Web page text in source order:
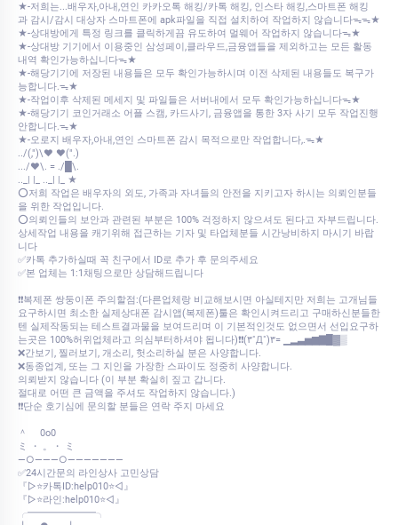
★-저희는...배우자,아내,연인 카카오톡 해킹/카톡 해킹, 인스타 해킹,스마트폰 해킹
과 감시/감시 대상자 스마트폰에 apk파일을 직접 설치하여 작업하지 않습니다ᯓᯓ★
★-상대방에게 특정 링크를 클릭하게끔 유도하여 멀웨어 작업하지 않습니다ᯓ★
★-상대방 기기에서 이용중인 삼성페이,클라우드,금융앱들을 제외하고는 모든 활동
내역 확인가능하십니다ᯓ★
★-해당기기에 저장된 내용들은 모두 확인가능하시며 이전 삭제된 내용들도 복구가
능합니다.ᯓ★
★-작업이후 삭제된 메세지 및 파일들은 서버내에서 모두 확인가능하십니다ᯓ★
★-해당기기 코인거래소 어플 스캠, 카드사기, 금융앱을 통한 3자 사기 모두 작업진행
안합니다.ᯓ★
★-오로지 배우자,아내,연인 스마트폰 감시 목적으로만 작업합니다,.ᯓ★
../(,")\♥ ♥(".)
.../♥\. = ./█\.
.._| |_ .._| |_ ★
⭕저희 작업은 배우자의 외도, 가족과 자녀들의 안전을 지키고자 하시는 의뢰인분들
을 위한 작업입니다.
⭕의뢰인들의 보안과 관련된 부분은 100% 걱정하지 않으셔도 된다고 자부드립니다.
상세작업 내용을 캐기위해 접근하는 기자 및 타업체분들 시간낭비하지 마시기 바랍
니다
✅카톡 추가하실때 꼭 친구에서 ID로 추가 후 문의주세요
✅본 업체는 1:1채팅으로만 상담해드립니다
❗❗복제폰 쌍둥이폰 주의할점:(다른업체랑 비교해보시면 아실테지만 저희는 고개님들
요구하시면 최소한 실제상대폰 감시앱(복제폰)툴은 확인시켜드리고 구매하신분들한
텐 실제작동되는 테스트결과물을 보여드리며 이 기본적인것도 없으면서 선입요구하
는곳은 100%허위업체라고 의심부터하셔야 됩니다)❗❗(۳˚Д˚)۳= ▁▂▃▅▆▇█▓▒
❌간보기, 찔러보기, 개소리, 헛소리하실 분은 사양합니다.
❌동종업계, 또는 그 지인을 가장한 스파이도 정중히 사양합니다.
의뢰받지 않습니다 (이 부분 확실히 짚고 갑니다.
절대로 어떤 큰 금액을 주셔도 작업하지 않습니다.)
❗❗단순 호기심에 문의할 분들은 연락 주지 마세요
＾ 0o0
ミ ・ 。・ ミ
—○———○———————
✅24시간문의 라인상사 고민상담
『▷⭐카톡ID:help010⭐◁』
『▷⭐라인:help010⭐◁』
╭━━━━━━━╮